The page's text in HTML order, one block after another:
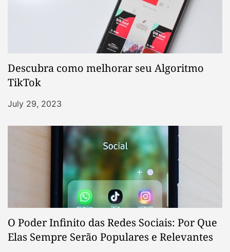
Descubra como melhorar seu Algoritmo
TikTok
July 29, 2023
O Poder Infinito das Redes Sociais: Por Que
Elas Sempre Serão Populares e Relevantes